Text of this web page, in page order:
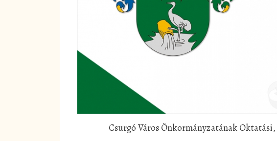
Csurgó Város Önkormányzatának